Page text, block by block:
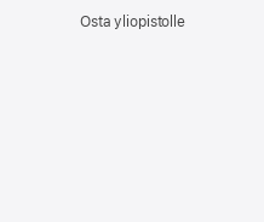
Osta yliopistolle